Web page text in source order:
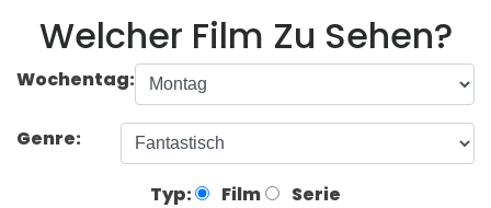
Welcher Film Zu Sehen?
Wochentag:
Genre:
Typ: Film Serie